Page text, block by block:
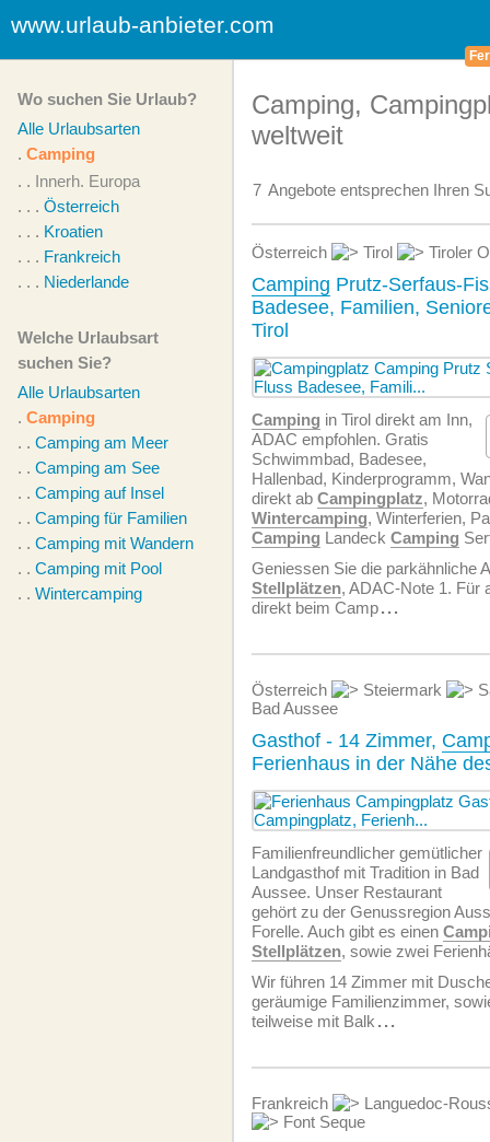
www.urlaub-anbieter.com
Wo suchen Sie Urlaub?
Alle Urlaubsarten
. Camping
. . Innerh. Europa
. . . Österreich
. . . Kroatien
. . . Frankreich
. . . Niederlande
Welche Urlaubsart
suchen Sie?
Alle Urlaubsarten
. Camping
. . Camping am Meer
. . Camping am See
. . Camping auf Insel
. . Camping für Familien
. . Camping mit Wandern
. . Camping mit Pool
. . Wintercamping
Camping,
weltweit
7 Angebote entsprechen Ihren
Österreich Tirol Tiroler
Camping Prutz-Serfaus-
Badesee, Familien,
Tirol
Camping in Tirol direkt am Inn,
ADAC empfohlen. Gratis
Schwimmbad, Badesee,
Hallenbad, Kinderprogramm,
direkt ab Campingplatz,
Wintercamping, Winterferien,
Camping Landeck Camping
Geniessen Sie die parkähnliche
Stellplätzen, ADAC-Note 1. Für
direkt beim Camp...
Österreich Steiermark
Bad Aussee
Gasthof - 14 Zimmer,
Ferienhaus in der Nähe
Familien­freundlicher gemütlicher
Landgasthof mit Tradition in Bad
Aussee. Unser Restaurant
gehört zu der Genussregion
Forelle. Auch gibt es einen
Stellplätzen, sowie zwei
Wir führen 14 Zimmer mit
geräumige Familienzimmer,
teilweise mit Balk ...
Frankreich
Languedoc-
Font Seque